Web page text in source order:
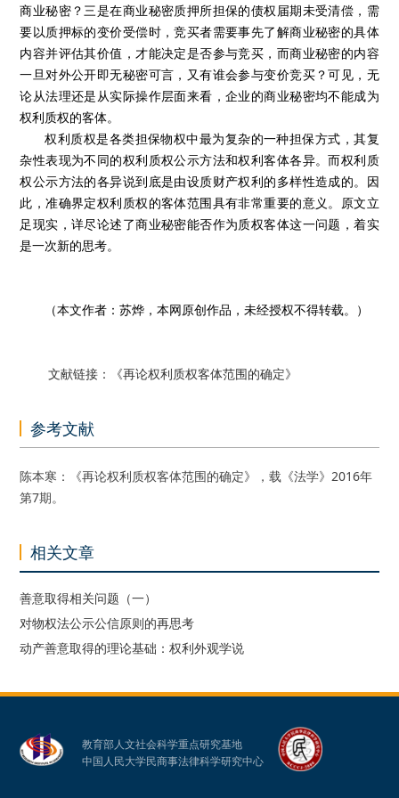
商业秘密？三是在商业秘密质押所担保的债权届期未受清偿，需
要以质押标的变价受偿时，竞买者需要事先了解商业秘密的具体
内容并评估其价值，才能决定是否参与竞买，而商业秘密的内容
一旦对外公开即无秘密可言，又有谁会参与变价竞买？可见，无
论从法理还是从实际操作层面来看，企业的商业秘密均不能成为
权利质权的客体。
权利质权是各类担保物权中最为复杂的一种担保方式，其复
杂性表现为不同的权利质权公示方法和权利客体各异。而权利质
权公示方法的各异说到底是由设质财产权利的多样性造成的。因
此，准确界定权利质权的客体范围具有非常重要的意义。原文立
足现实，详尽论述了商业秘密能否作为质权客体这一问题，着实
是一次新的思考。
（本文作者：苏烨，本网原创作品，未经授权不得转载。）
文献链接：《再论权利质权客体范围的确定》
参考文献
陈本寒：《再论权利质权客体范围的确定》，载《法学》2016年
第7期。
相关文章
善意取得相关问题（一）
对物权法公示公信原则的再思考
动产善意取得的理论基础：权利外观学说
教育部人文社会科学重点研究基地
中国人民大学民商事法律科学研究中心